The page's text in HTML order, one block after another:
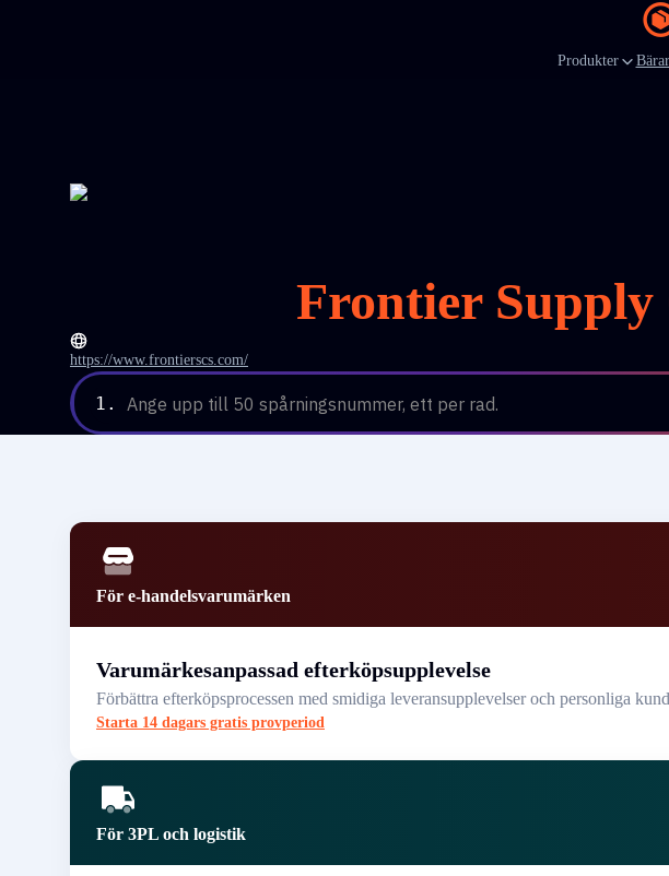
Produkter
Frontier Supply
https://www.frontierscs.com/
1. Ange upp till 50 spårningsnummer, ett per rad.
För e-handelsvarumärken
Varumärkesanpassad efterköpsupplevelse
Förbättra efterköpsprocessen med smidiga leveransupplevelser och personliga
Starta 14 dagars gratis provperiod
För 3PL och logistik